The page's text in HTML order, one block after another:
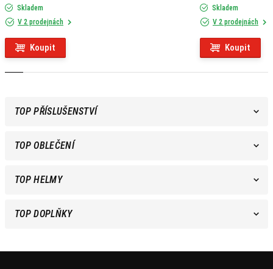
Skladem
V 2 prodejnách
Koupit
Skladem
V 2 prodejnách
Koupit
TOP PŘÍSLUŠENSTVÍ
TOP OBLEČENÍ
TOP HELMY
TOP DOPLŇKY